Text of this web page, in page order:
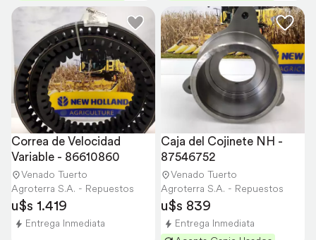
Correa de Velocidad
Variable - 86610860
Venado Tuerto
Agroterra S.A. - Repuestos
u$s 1.419
Entrega Inmediata
Caja del Cojinete NH -
87546752
Venado Tuerto
Agroterra S.A. - Repuestos
u$s 839
Entrega Inmediata